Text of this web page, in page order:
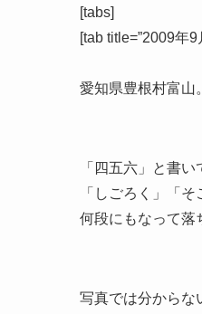
[tabs]
[tab title=”2009年9
愛知県豊根村富山
「四五六」と書
「しごろく」「
何段にもなって落
写真では分からな